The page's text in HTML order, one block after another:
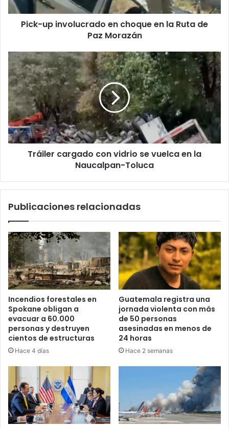
Ruta
de
Pick-up involucrado en choque en la Ruta de
Paz Morazán
Tráiler
cargado
con
vidrio
se
vuelca
en
la
Naucalpan-
Tráiler cargado con vidrio se vuelca en la
Naucalpan-Toluca
Publicaciones relacionadas
Incendios forestales en
Spokane obligan a
evacuar a 60.000
personas y destruyen
cientos de estructuras
Hace 4 días
Guatemala registra una
jornada violenta con más
de 50 personas
asesinadas en menos de
24 horas
Hace 2 semanas